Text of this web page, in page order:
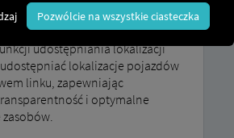
lokalizacji na żywo pozwalają
rentowność każdego zlecenia.
udostępniania lokalizacji
udostępniać lokalizacje pojazdów
linku, zapewniając
i optymalne
Pozwólcie na wszystkie ciasteczka